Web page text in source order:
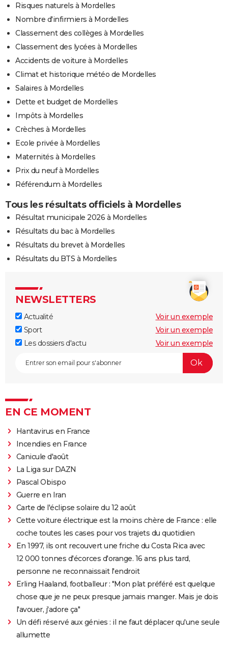
Risques naturels à Mordelles
Nombre d'infirmiers à Mordelles
Classement des collèges à Mordelles
Classement des lycées à Mordelles
Accidents de voiture à Mordelles
Climat et historique météo de Mordelles
Salaires à Mordelles
Dette et budget de Mordelles
Impôts à Mordelles
Crèches à Mordelles
Ecole privée à Mordelles
Maternités à Mordelles
Prix du neuf à Mordelles
Référendum à Mordelles
Tous les résultats officiels à Mordelles
Résultat municipale 2026 à Mordelles
Résultats du bac à Mordelles
Résultats du brevet à Mordelles
Résultats du BTS à Mordelles
NEWSLETTERS
Actualité
Voir un exemple
Sport
Voir un exemple
Les dossiers d'actu
Voir un exemple
EN CE MOMENT
Hantavirus en France
Incendies en France
Canicule d'août
La Liga sur DAZN
Pascal Obispo
Guerre en Iran
Carte de l'éclipse solaire du 12 août
Cette voiture électrique est la moins chère de France : elle
coche toutes les cases pour vos trajets du quotidien
En 1997, ils ont recouvert une friche du Costa Rica avec
12 000 tonnes d'écorces d'orange. 16 ans plus tard,
personne ne reconnaissait l'endroit
Erling Haaland, footballeur : "Mon plat préféré est quelque
chose que je ne peux presque jamais manger. Mais je dois
l'avouer, j'adore ça"
Un défi réservé aux génies : il ne faut déplacer qu'une seule
allumette